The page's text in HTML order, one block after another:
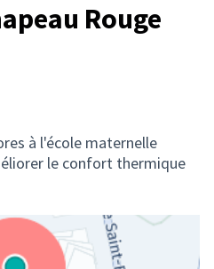
Rouge
à l'école maternelle
le confort thermique